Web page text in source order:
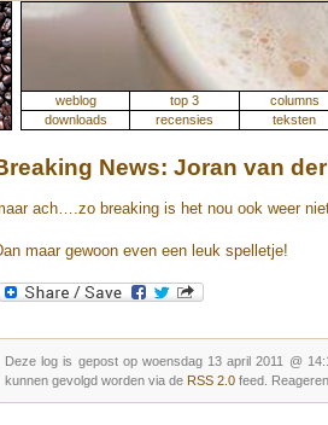
weblog top 3 columns
downloads
recensies teksten
News: Joran van
ach….zo breaking is het nou ook weer
maar gewoon even een leuk spelletje!
Deze log is gepost op woensdag 13 april 2011 @
kunnen gevolgd worden via de RSS 2.0 feed.